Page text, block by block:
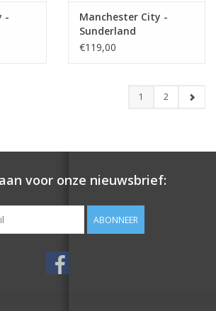
-
Manchester City -
Sunderland
€119,00
1 2
voor onze nieuwsbrief:
ABONNEER